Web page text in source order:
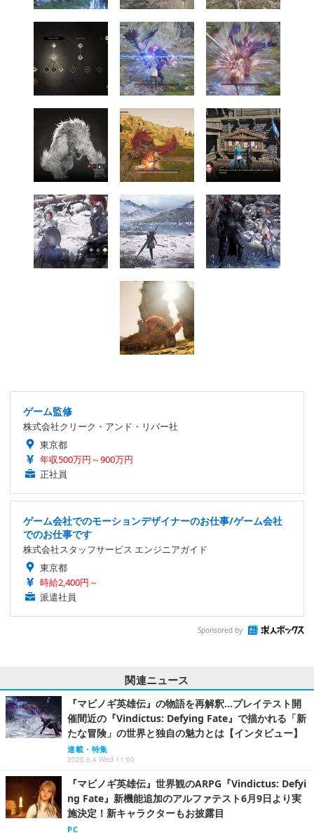
ゲーム監修
株式会社クリーク・アンド・リバー社
東京都
年収500万円～900万円
正社員
ゲーム会社でのモーションデザイナーのお仕事/ゲーム会社
でのお仕事です
株式会社スタッフサービス エンジニアガイド
東京都
時給2,400円～
派遣社員
Sponsored by
関連ニュース
『マビノギ英雄伝』の物語を再解釈…プレイテスト開
催間近の『Vindictus: Defying Fate』で描かれる「新
たな冒険」の世界と独自の魅力とは【インタビュー】
連載・特集
2025.6.4 Wed 11:00
『マビノギ英雄伝』世界観のARPG『Vindictus: Defyi
ng Fate』新機能追加のアルファテスト6月9日より実
施決定！新キャラクターもお披露目
PC